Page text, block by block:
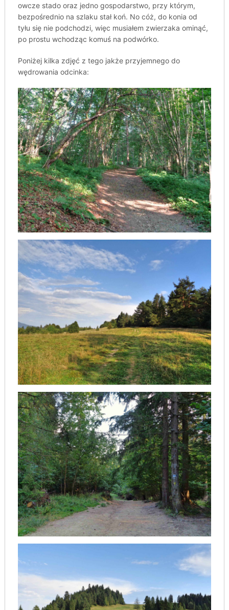
owcze stado oraz jedno gospodarstwo, przy którym,
bezpośrednio na szlaku stał koń. No cóż, do konia od
tyłu się nie podchodzi, więc musiałem zwierzaka ominąć,
po prostu wchodząc komuś na podwórko.
Poniżej kilka zdjęć z tego jakże przyjemnego do
wędrowania odcinka: